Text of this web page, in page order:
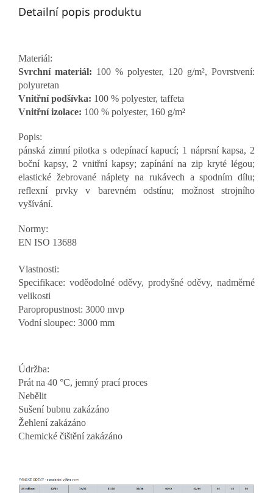
Detailní popis produktu
Materiál:
Svrchní materiál: 100 % polyester, 120 g/m², Povrstvení:
polyuretan
Vnitřní podšívka: 100 % polyester, taffeta
Vnitřní izolace: 100 % polyester, 160 g/m²
Popis:
pánská zimní pilotka s odepínací kapucí; 1 náprsní kapsa, 2
boční kapsy, 2 vnitřní kapsy; zapínání na zip kryté légou;
elastické žebrované náplety na rukávech a spodním dílu;
reflexní prvky v barevném odstínu; možnost strojního
vyšívání.
Normy:
EN ISO 13688
Vlastnosti:
Specifikace: voděodolné oděvy, prodyšné oděvy, nadměrné
velikosti
Paropropustnost: 3000 mvp
Vodní sloupec: 3000 mm
Údržba:
Prát na 40 °C, jemný prací proces
Nebělit
Sušení bubnu zakázáno
Žehlení zakázáno
Chemické čištění zakázáno